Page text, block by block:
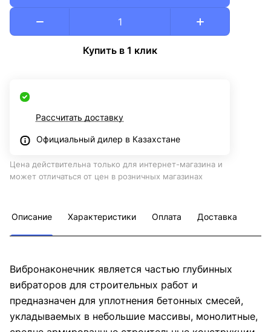
Купить в 1 клик
Рассчитать доставку
Официальный дилер в Казахстане
Цена действительна только для интернет-магазина и
может отличаться от цен в розничных магазинах
Описание Характеристики Оплата Доставка
Вибронаконечник является частью глубинных
вибраторов для строительных работ и
предназначен для уплотнения бетонных смесей,
укладываемых в небольшие массивы, монолитные,